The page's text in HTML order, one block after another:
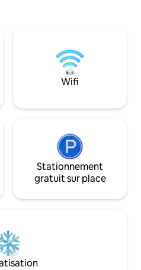
à
et de
la
de soleil et
un
retraite luxueuse
attend ! Découvrez South Haven avec
nous et
Wifi
Stationnement
gratuit sur place